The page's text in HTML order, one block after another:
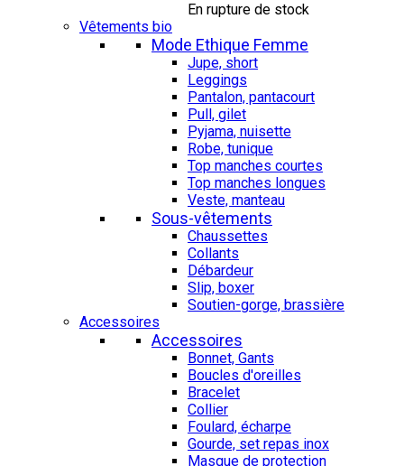
En rupture de stock
Vêtements bio
Mode Ethique Femme
Jupe, short
Leggings
Pantalon, pantacourt
Pull, gilet
Pyjama, nuisette
Robe, tunique
Top manches courtes
Top manches longues
Veste, manteau
Sous-vêtements
Chaussettes
Collants
Débardeur
Slip, boxer
Soutien-gorge, brassière
Accessoires
Accessoires
Bonnet, Gants
Boucles d'oreilles
Bracelet
Collier
Foulard, écharpe
Gourde, set repas inox
Masque de protection